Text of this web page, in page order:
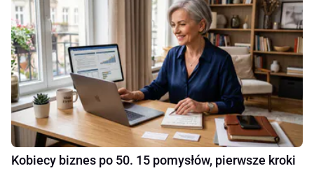
Kobiecy biznes po 50. 15 pomysłów, pierwsze kroki